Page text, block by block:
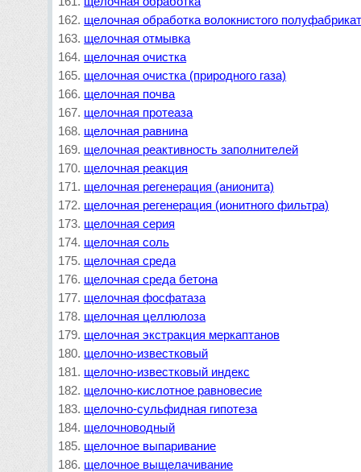
щелочная обработка волокнистого
щелочная отмывка
щелочная очистка
щелочная очистка (природного газа)
щелочная почва
щелочная протеаза
щелочная равнина
щелочная реактивность заполнителей
щелочная реакция
щелочная регенерация (анионита)
щелочная регенерация (ионитного фильтра)
щелочная серия
щелочная соль
щелочная среда
щелочная среда бетона
щелочная фосфатаза
щелочная целлюлоза
щелочная экстракция меркаптанов
щелочно-известковый
щелочно-известковый индекс
щелочно-кислотное равновесие
щелочно-сульфидная гипотеза
щелочноводный
щелочное выпаривание
щелочное выщелачивание